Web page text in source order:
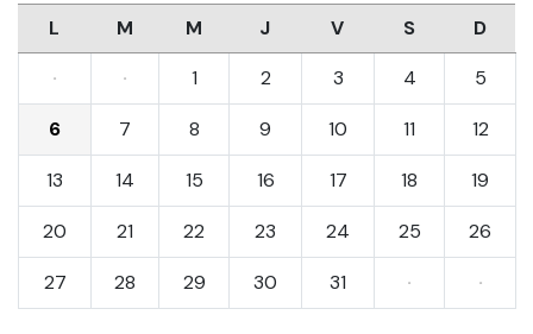
L M M J V S
D
·
· 1 2 3 4 5
6 7 8 9 10 11 12
13 14 15 16 17 18 19
20 21 22 23 24 25 26
27 28 29 30 31 · ·